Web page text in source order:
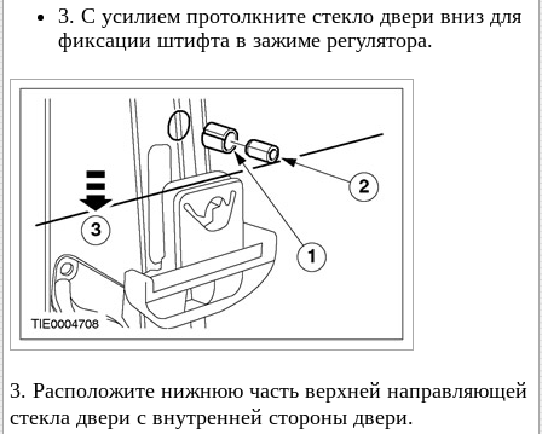
3. С усилием протолкните стекло двери вниз для
фиксации штифта в зажиме регулятора.
3. Расположите нижнюю часть верхней направляющей
стекла двери с внутренней стороны двери.